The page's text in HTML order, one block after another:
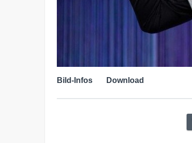
Bild-Infos Download